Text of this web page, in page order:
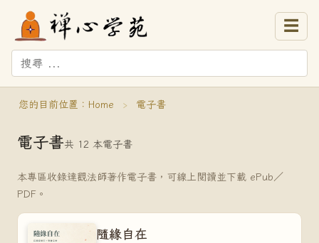
☰
您的目前位置： Home › 電子書
電子書共 12 本電子書
本專區收錄達觀法師著作電子書，可線上閱讀並下載 ePub／
PDF。
隨緣自在